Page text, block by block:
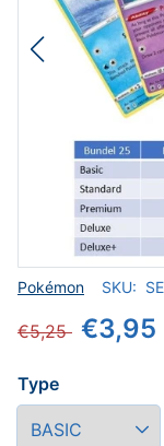
Verkoper
Pokémon SKU:
€5,25 €3,95
Type